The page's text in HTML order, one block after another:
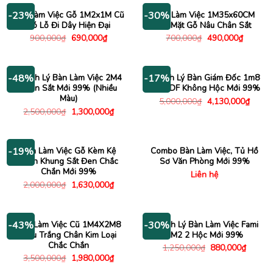
1,035,000₫.
-23%
Bàn Làm Việc Gỗ 1M2x1M Cũ
Có Lỗ Đi Dây Hiện Đại
900,000₫ Giá
690,000₫Giá
hiện
690,000₫.
-30%
Bàn Làm Việc 1M35x60CM
Cũ Mặt Gỗ Nâu Chân Sắt
700,000₫ Giá
490,000₫Giá
hiện
-48%
Thanh Lý Bàn Làm Việc 2M4
Chân Sắt Mới 99% (Nhiều
Màu)
2,500,000₫ Giá
gốc
1,300,000₫Giá
hiện
-17%
Thanh Lý Bàn Giám Đốc 1m8
Gỗ MDF Không Hộc Mới 99%
5,000,000₫ Giá
gốc
4,130,000₫Giá
hiện
-19%Bàn Làm Việc Gỗ Kèm Kệ
Sách Khung Sắt Đen Chắc
Chắn Mới 99%
2,000,000₫ Giá
gốc
1,630,000₫Giá
hiện
1,630,000₫.
Combo Bàn Làm Việc, Tủ Hồ
Sơ Văn Phòng Mới 99%
Liên hệ
-43%
Bàn Làm Việc Cũ 1M4X2M8
Màu Trắng Chân Kim Loại
Chắc Chắn
3,500,000₫ Giá
1,980,000₫Giá
-30%
Thanh Lý Bàn Làm Việc Fami
1M2 2 Hộc Mới 99%
1,250,000₫ Giá
880,000₫Giá
hiện